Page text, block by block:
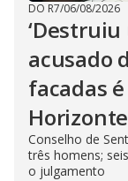
DO R7/06/08/2026
acusado
facadas
Horizonte
Conselho de
três homens;
o julgamento